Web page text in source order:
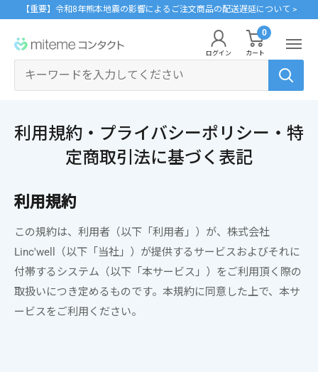
【重要】令和8年熊本地震の影響によるご注文商品の配送遅延について >
miteme
contact
ログイン
0
カート
ログイン・新規会員登録はこちら
レンズタイプから探す
レンズタイプから探す
2Week
乱視用
カラコン
メーカーから探す
メーカーから探す
ジョンソン・エンド・ジョンソン
メニコン
クーパービジョン
シード
利用規約・プライバシーポリシー・特
定商取引法に基づく表記
利用規約
この規約は、利用者（以下「利用者」）が、株式会社
Linc'well（以下「当社」）が提供するサービスおよびそれに
付帯するシステム（以下「本サービス」）をご利用頂く際の
取扱いにつき定めるものです。本規約に同意した上で、本サ
ービスをご利用ください。